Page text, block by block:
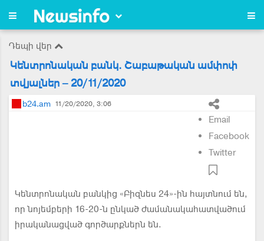
Դեպի վեր
Կենտրոնական բանկ. Շաբաթական ամփոփ
տվյալներ – 20/11/2020
b24.am 11/20/2020, 3:06
Email
Facebook
Twitter
Կենտրոնական բանկից «Բիզնես 24»-ին հայտնում են,
որ նոյեմբերի 16-20-ն ընկած ժամանակահատվածում
իրականացված գործարքներն են.